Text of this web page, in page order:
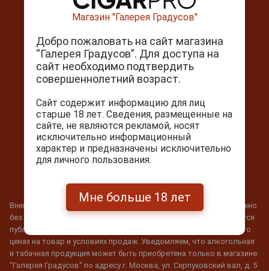
Проверка сертификата
Календарь праздников
Мы в соц. сетях
МИНЗДРАВ ПРЕДУПРЕЖДАЕТ: ЧРЕЗМЕРНОЕ
ЗДОРОВЬЮ.
Внимание! Гарантировать наличие товара в магазине невозможно
без его бронирования. Информация, данная на сайте, не считается
публичной офертой. Наши специалисты проконсультируют Вас о
ценах на товар и условиях продаж. Уведомляем, что алкогольная
и табачная продукция может быть приобретена только в магазине
"Галерея Градусов" по адресу г. Москва, ул. Серпуховский вал, д. 5
Магазин "Галерея Градусов"
Добро пожаловать на сайт магазина
“Галерея Градусов”. Для доступа на
сайт необходимо подтвердить
совершеннолетний возраст.
Сайт содержит информацию для лиц
старше 18 лет. Сведения, размещенные на
сайте, не являются рекламой, носят
исключительно информационный
характер и предназначены исключительно
для личного пользования.
Мне больше 18 лет